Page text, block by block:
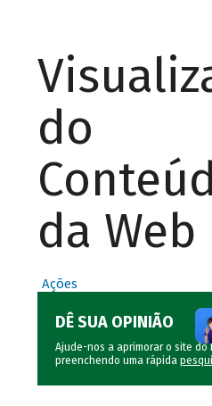
do
da Web
Ações
DÊ SUA OPINIÃO
Ajude-nos a aprimorar o site do
preenchendo uma rápida